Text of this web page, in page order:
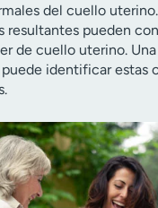
del cuello
resultantes pueden
de cuello uterino. Una
puede identificar estas